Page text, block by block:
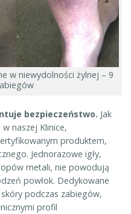
w niewydolności żylnej – 9
bezpieczeństwo. Jak
naszej Klinice,
produktem,
Jednorazowe igły,
metali, nie powodują
powłok. Dedykowane
podczas zabiegów,
profil